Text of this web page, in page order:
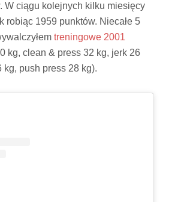
W ciągu kolejnych kilku miesięcy
robiąc 1959 punktów. Niecałe 5
treningowe 2001
kg, clean & press 32 kg, jerk 26
kg, push press 28 kg).